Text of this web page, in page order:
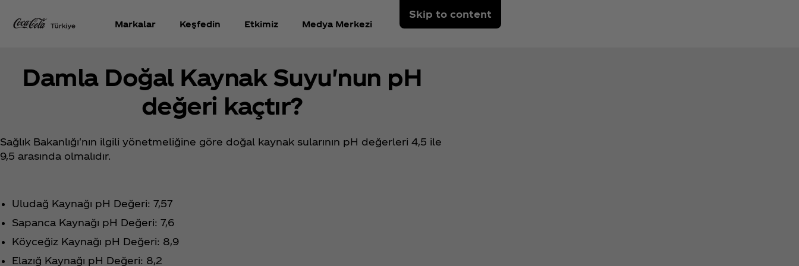
Skip to content
Markalar Keşfedin Etkimiz Medya Merkezi
Damla Doğal Kaynak Suyu'nun pH
değeri kaçtır?
Sağlık Bakanlığı'nın ilgili yönetmeliğine göre doğal kaynak sularının pH değerleri 4,5 ile
9,5 arasında olmalıdır.
Uludağ Kaynağı pH Değeri: 7,57
Sapanca Kaynağı pH Değeri: 7,6
Köyceğiz Kaynağı pH Değeri: 8,9
Elazığ Kaynağı pH Değeri: 8,2